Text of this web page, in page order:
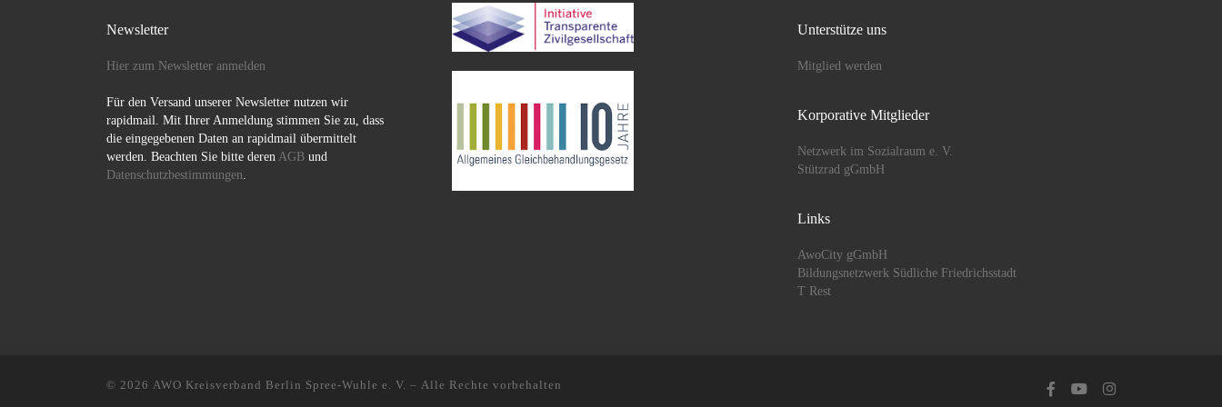
Newsletter
Hier zum Newsletter anmelden
Für den Versand unserer Newsletter nutzen wir
rapidmail. Mit Ihrer Anmeldung stimmen Sie zu, dass
die eingegebenen Daten an rapidmail übermittelt
werden. Beachten Sie bitte deren AGB und
Datenschutzbestimmungen.
Unterstütze uns
Mitglied werden
Korporative Mitglieder
Netzwerk im Sozialraum e. V.
Stützrad gGmbH
Links
AwoCity gGmbH
Bildungsnetzwerk Südliche Friedrichsstadt
T Rest
© 2026 AWO Kreisverband Berlin Spree-Wuhle e. V. – Alle Rechte vorbehalten